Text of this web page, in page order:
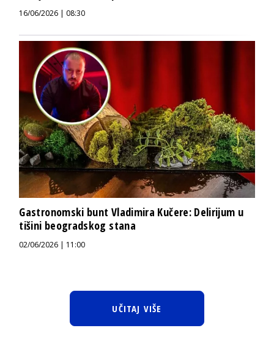
16/06/2026 | 08:30
Gastronomski bunt Vladimira Kučere: Delirijum u
tišini beogradskog stana
02/06/2026 | 11:00
UČITAJ VIŠE